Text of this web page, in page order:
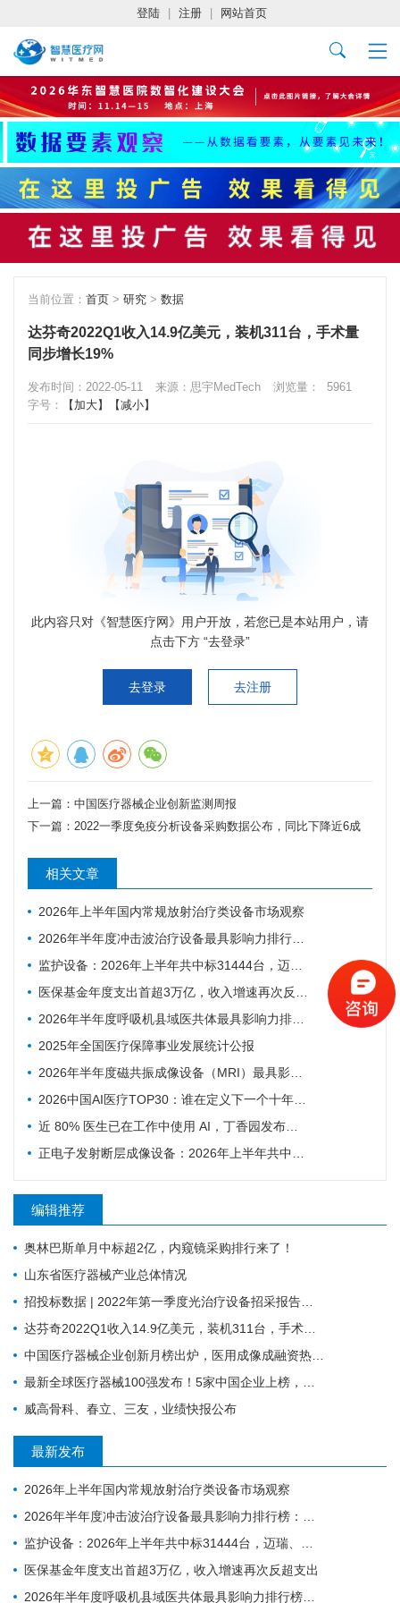
登陆 注册 网站首页
当前位置： 首页 > 研究 > 数据
达芬奇2022Q1收入14.9亿美元，装机311台，手术量
同步增长19%
发布时间：2022-05-11 来源：思宇MedTech 浏览量：
5961
字号：
【加大】 【减小】
此内容只对《智慧医疗网》用户开放，若您已是本站用户，请
点击下方 “去登录”
去登录 去注册
上一篇： 中国医疗器械企业创新监测周报
下一篇： 2022一季度免疫分析设备采购数据公布，同比下降近6成
相关文章
2026年上半年国内常规放射治疗类设备市场观察
2026年半年度冲击波治疗设备最具影响力排行榜：翔宇医疗、医迈斯、慧康排名前三，XY-K-MEDICAL系列广受欢迎
监护设备：2026年上半年共中标31444台，迈瑞、科曼、飞利浦排前三
医保基金年度支出首超3万亿，收入增速再次反超支出
2026年半年度呼吸机县域医共体最具影响力排行榜：迈瑞、科曼、德尔格排名前三，市场集中度CR3超75%
2025年全国医疗保障事业发展统计公报
2026年半年度磁共振成像设备（MRI）最具影响力排行榜：西门子、联影、GE排名前三，MAGNETOM Vida等型号广受欢迎
2026中国AI医疗TOP30：谁在定义下一个十年的智慧医疗
近 80% 医生已在工作中使用 AI，丁香园发布中国医生 AI 调研
正电子发射断层成像设备：2026年上半年共中标54台，联影、GE医疗、锐世医疗排前三
编辑推荐
奥林巴斯单月中标超2亿，内窥镜采购排行来了！
山东省医疗器械产业总体情况
招投标数据 | 2022年第一季度光治疗设备招采报告：为人光大狂揽2成中标份额
达芬奇2022Q1收入14.9亿美元，装机311台，手术量同步增长19%
中国医疗器械企业创新月榜出炉，医用成像成融资热门领域
最新全球医疗器械100强发布！5家中国企业上榜，迈瑞缺席
威高骨科、春立、三友，业绩快报公布
最新发布
2026年上半年国内常规放射治疗类设备市场观察
2026年半年度冲击波治疗设备最具影响力排行榜：翔宇医疗、医迈斯、慧康排名前三，XY-K-MEDICAL系列广受欢迎
监护设备：2026年上半年共中标31444台，迈瑞、科曼、飞利浦排前三
医保基金年度支出首超3万亿，收入增速再次反超支出
2026年半年度呼吸机县域医共体最具影响力排行榜：迈瑞、科曼、德尔格排名前三，市场集中度CR3超75%